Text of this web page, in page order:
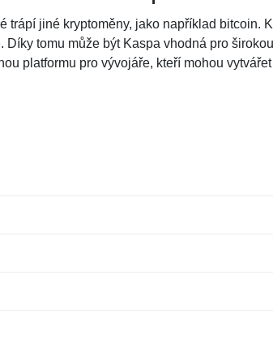
trápí jiné kryptoměny, jako například bitcoin.
tomu může být Kaspa vhodná pro
platformu pro vývojáře, kteří mohou